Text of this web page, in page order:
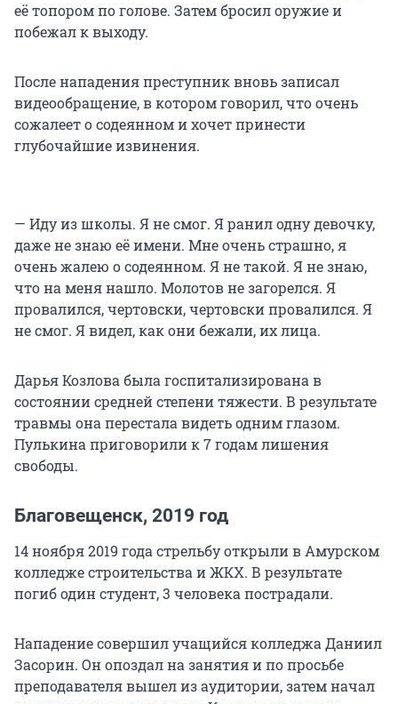
еë топором по голове. Затем бросил оружие и
побежал к выходу.
После нападения преступник вновь записал
видеообращение, в котором говорил, что очень
сожалеет о содеянном и хочет принести
глубочайшие извинения.
— Иду из школы. Я не смог. Я ранил одну девочку,
даже не знаю её имени. Мне очень страшно, я
очень жалею о содеянном. Я не такой. Я не знаю,
что на меня нашло. Молотов не загорелся. Я
провалился, чертовски, чертовски провалился. Я
не смог. Я видел, как они бежали, их лица.
Дарья Козлова была госпитализирована в
состоянии средней степени тяжести. В результате
травмы она перестала видеть одним глазом.
Пулькина приговорили к 7 годам лишения
свободы.
Благовещенск, 2019 год
14 ноября 2019 года стрельбу открыли в Амурском
колледже строительства и ЖКХ. В результате
погиб один студент, 3 человека пострадали.
Нападение совершил учащийся колледжа Даниил
Засорин. Он опоздал на занятия и по просьбе
преподавателя вышел из аудитории, затем начал